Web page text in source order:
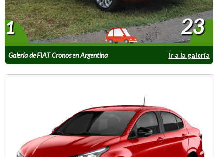
Galería de FIAT Cronos en Argentina Ir a la galería
1 23